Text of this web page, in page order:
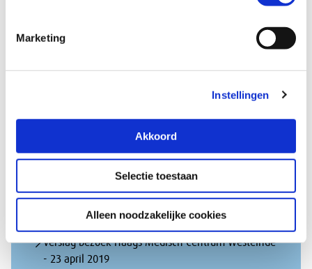
Marketing
Instellingen
Akkoord
Selectie toestaan
Alleen noodzakelijke cookies
Abstract: The Future of Dutch Healthcare (pdf)
Bijeenkomsten
Verslag bezoek Haags Medisch Centrum Westeinde
- 23 april 2019